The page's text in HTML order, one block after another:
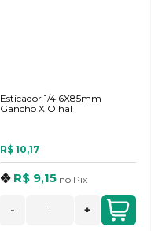
Esticador 1/4 6X85mm
Gancho X Olhal
R$ 10,17
R$ 9,15 no Pix
- +